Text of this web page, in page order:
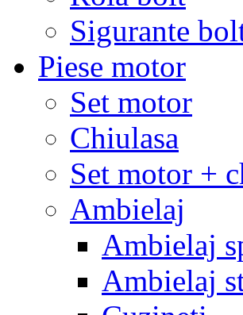
Sigurante
Piese motor
Set motor
Chiulasa
Set motor +
Ambielaj
Ambielaj
Ambielaj